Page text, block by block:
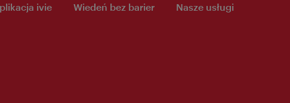
ivie Wiedeń bez barier Nasze usługi